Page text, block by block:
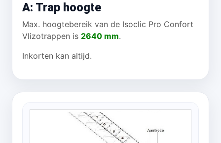
A: Trap hoogte
Max. hoogtebereik van de Isoclic Pro Confort
Vlizotrappen is 2640 mm.
Inkorten kan altijd.